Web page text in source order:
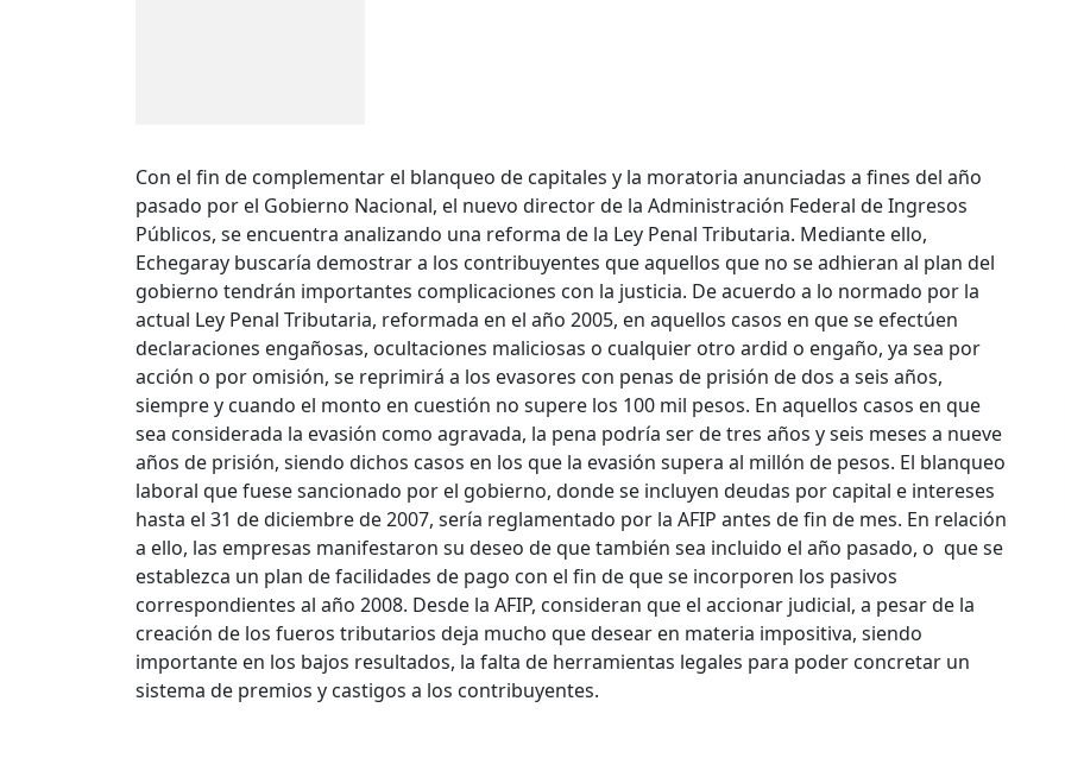
Con el fin de complementar el blanqueo de capitales y la moratoria anunciadas a fines del año
pasado por el Gobierno Nacional, el nuevo director de la Administración Federal de Ingresos
Públicos, se encuentra analizando una reforma de la Ley Penal Tributaria. Mediante ello,
Echegaray buscaría demostrar a los contribuyentes que aquellos que no se adhieran al plan del
gobierno tendrán importantes complicaciones con la justicia. De acuerdo a lo normado por la
actual Ley Penal Tributaria, reformada en el año 2005, en aquellos casos en que se efectúen
declaraciones engañosas, ocultaciones maliciosas o cualquier otro ardid o engaño, ya sea por
acción o por omisión, se reprimirá a los evasores con penas de prisión de dos a seis años,
siempre y cuando el monto en cuestión no supere los 100 mil pesos. En aquellos casos en que
sea considerada la evasión como agravada, la pena podría ser de tres años y seis meses a nueve
años de prisión, siendo dichos casos en los que la evasión supera al millón de pesos. El blanqueo
laboral que fuese sancionado por el gobierno, donde se incluyen deudas por capital e intereses
hasta el 31 de diciembre de 2007, sería reglamentado por la AFIP antes de fin de mes. En relación
a ello, las empresas manifestaron su deseo de que también sea incluido el año pasado, o que se
establezca un plan de facilidades de pago con el fin de que se incorporen los pasivos
correspondientes al año 2008. Desde la AFIP, consideran que el accionar judicial, a pesar de la
creación de los fueros tributarios deja mucho que desear en materia impositiva, siendo
importante en los bajos resultados, la falta de herramientas legales para poder concretar un
sistema de premios y castigos a los contribuyentes.